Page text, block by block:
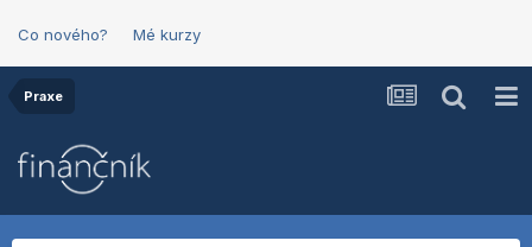
Co nového? Mé kurzy
Praxe